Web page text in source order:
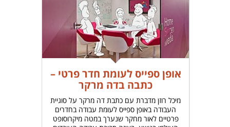
אופן ספייס לעומת חדר פרטי –
כתבה בדה מרקר
מיכל רוזן מדברת עם כתבת דה מרקר על סוגיית
העבודה באופן ספייס לעומת עבודה בחדרים
פרטיים לאור מחקר שנערך במטה מיקרוסופט